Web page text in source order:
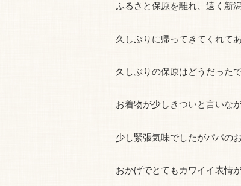
ふるさと保原を離れ、遠く新
久しぶりに帰ってきてくれて
久しぶりの保原はどうだった
お着物が少しきついと言いな
少し緊張気味でしたがパパの
おかげでとてもカワイイ表情